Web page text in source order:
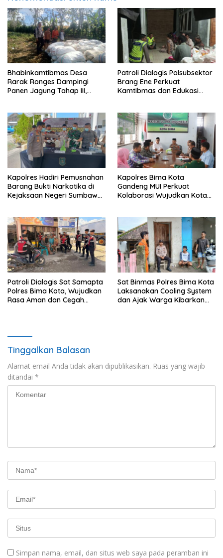
Bhabinkamtibmas Desa
Rarak Ronges Dampingi
Panen Jagung Tahap III,
Patroli Dialogis Polsubsektor
Brang Ene Perkuat
Kamtibmas dan Edukasi
Kapolres Hadiri Pemusnahan
Barang Bukti Narkotika di
Kejaksaan Negeri Sumbawa
Kapolres Bima Kota
Gandeng MUI Perkuat
Kolaborasi Wujudkan Kota
Patroli Dialogis Sat Samapta
Polres Bima Kota, Wujudkan
Rasa Aman dan Cegah
Sat Binmas Polres Bima Kota
Laksanakan Cooling System
dan Ajak Warga Kibarkan
Tinggalkan Balasan
Alamat email Anda tidak akan dipublikasikan. Ruas yang wajib
ditandai *
Simpan nama, email, dan situs web saya pada peramban ini